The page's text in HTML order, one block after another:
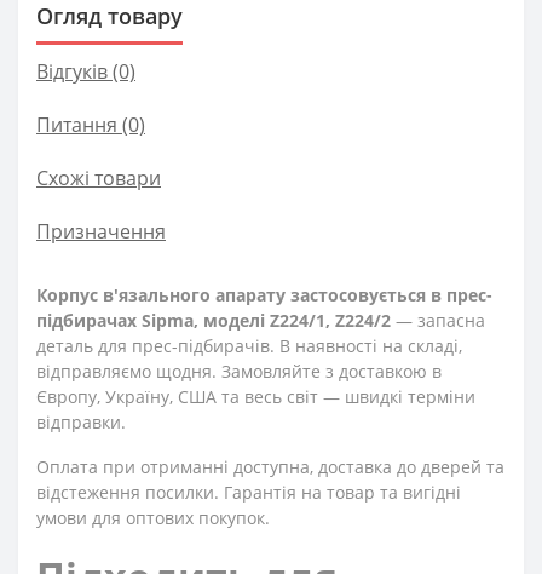
Огляд товару
Відгуків (0)
Питання (0)
Схожі товари
Призначення
Корпус в'язального апарату застосовується в прес-
підбирачах Sipma, моделі Z224/1, Z224/2 — запасна
деталь для прес-підбирачів. В наявності на складі,
відправляємо щодня. Замовляйте з доставкою в
Європу, Україну, США та весь світ — швидкі терміни
відправки.
Оплата при отриманні доступна, доставка до дверей та
відстеження посилки. Гарантія на товар та вигідні
умови для оптових покупок.